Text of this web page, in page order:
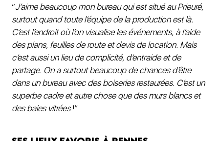
“J’aime beaucoup mon bureau qui est situé au Prieuré,
surtout quand toute l’équipe de la production est là.
C’est l’endroit où l’on visualise les événements, à l’aide
des plans, feuilles de route et devis de location. Mais
c’est aussi un lieu de complicité, d’entraide et de
partage. On a surtout beaucoup de chances d’être
dans un bureau avec des boiseries restaurées. C’est un
superbe cadre et autre chose que des murs blancs et
des baies vitrées!”.